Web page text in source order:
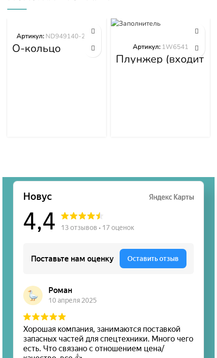
О-кольцо
ND949140-2570
Артикул: ND949140-2570
Плунжер (входит
в 1W6539)
Артикул: 1W6541